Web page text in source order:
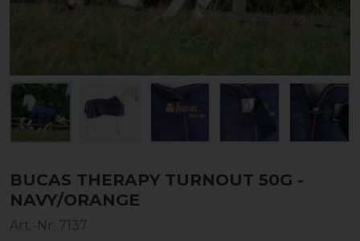
BUCAS THERAPY TURNOUT 50G -
NAVY/ORANGE
Art.-Nr: 7137